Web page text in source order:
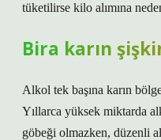
tüketilirse kilo alımına
Bira karın
Alkol tek başına karın
Yıllarca yüksek miktarda
göbeği olmazken, düzenli